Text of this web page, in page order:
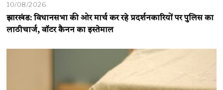
10/08/2026
झारखंड: विधानसभा की ओर मार्च कर रहे प्रदर्शनकारियों पर पुलिस का
लाठीचार्ज, वॉटर कैनन का इस्तेमाल